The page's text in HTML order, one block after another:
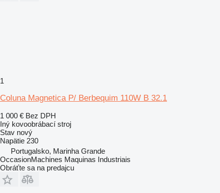
1
Coluna Magnetica P/ Berbequim 110W B 32.1
1 000 € Bez DPH
Iný kovoobrábací stroj
Stav nový
Napätie 230
Portugalsko, Marinha Grande
OccasionMachines Maquinas Industriais
Obráťte sa na predajcu